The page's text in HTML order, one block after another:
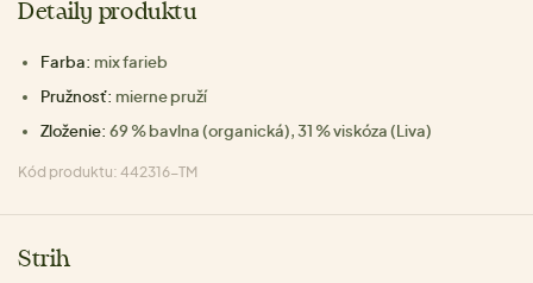
Detaily produktu
Farba: mix farieb
Pružnosť: mierne pruží
Zloženie: 69 % bavlna (organická), 31 % viskóza (Liva)
Kód produktu: 442316-TM
Strih